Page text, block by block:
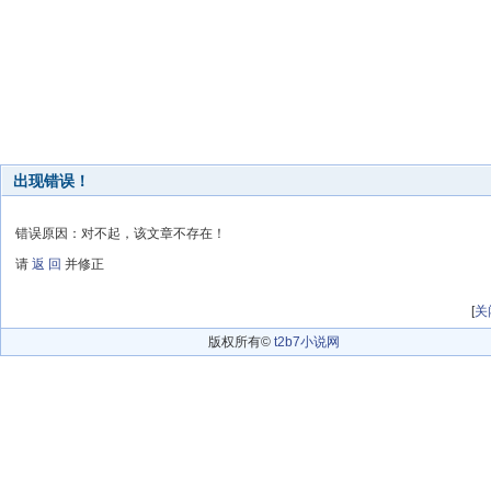
出现错误！
错误原因：对不起，该文章不存在！
请 返 回 并修正
[关
版权所有© t2b7小说网